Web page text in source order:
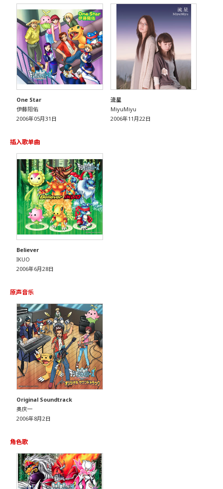
One Star
伊藤阳佑
2006年05月31日
流星
MiyuMiyu
2006年11月22日
插入歌单曲
Believer
IKUO
2006年6月28日
原声音乐
Original Soundtrack
奥庆一
2006年8月2日
角色歌